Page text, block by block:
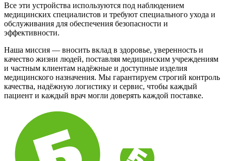
Все эти устройства используются под наблюдением
медицинских специалистов и требуют специального ухода и
обслуживания для обеспечения безопасности и
эффективности.
Наша миссия — вносить вклад в здоровье, уверенность и
качество жизни людей, поставляя медицинским учреждениям
и частным клиентам надёжные и доступные изделия
медицинского назначения. Мы гарантируем строгий контроль
качества, надёжную логистику и сервис, чтобы каждый
пациент и каждый врач могли доверять каждой поставке.